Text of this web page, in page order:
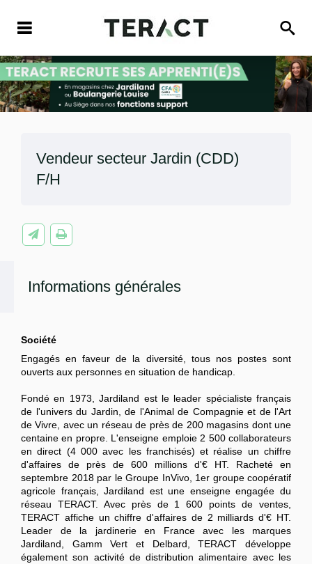
Vendeur secteur Jardin (CDD)
F/H
Informations générales
Société
Engagés en faveur de la diversité, tous nos postes sont
ouverts aux personnes en situation de handicap.
Fondé en 1973, Jardiland est le leader spécialiste français
de l'univers du Jardin, de l'Animal de Compagnie et de l'Art
de Vivre, avec un réseau de près de 200 magasins dont une
centaine en propre. L'enseigne emploie 2 500 collaborateurs
en direct (4 000 avec les franchisés) et réalise un chiffre
d'affaires de près de 600 millions d'€ HT. Racheté en
septembre 2018 par le Groupe InVivo, 1er groupe coopératif
agricole français, Jardiland est une enseigne engagée du
réseau TERACT. Avec près de 1 600 points de ventes,
TERACT affiche un chiffre d'affaires de 2 milliards d'€ HT.
Leader de la jardinerie en France avec les marques
Jardiland, Gamm Vert et Delbard, TERACT développe
également son activité de distribution alimentaire avec les